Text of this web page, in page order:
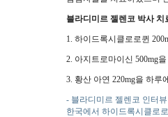
블라디미르 젤렌코 박사 치
1. 하이드록시클로로퀸
2. 아지트로마이신 500mg
3. 황산 아연 220mg을 하루
- 블라디미르 젤렌코 인터
한국에서 하이드록시클로